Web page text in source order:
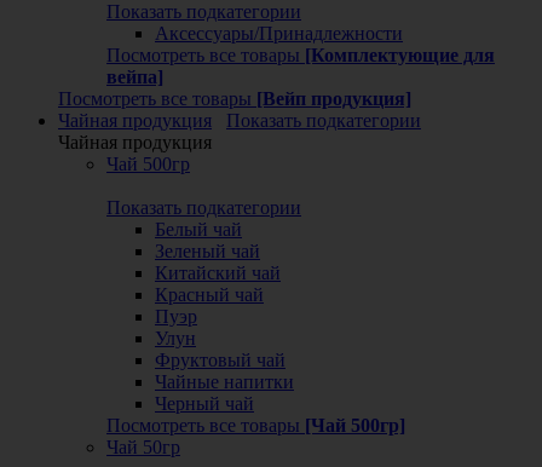
Показать подкатегории
Аксессуары/Принадлежности
Посмотреть все товары [Комплектующие для
вейпа]
Посмотреть все товары [Вейп продукция]
Чайная продукция
Показать подкатегории
Чайная продукция
Чай 500гр
Показать подкатегории
Белый чай
Зеленый чай
Китайский чай
Красный чай
Пуэр
Улун
Фруктовый чай
Чайные напитки
Черный чай
Посмотреть все товары [Чай 500гр]
Чай 50гр